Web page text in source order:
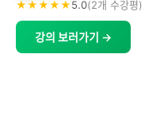
★★★★★5.0(2개 수강평)
강의 보러가기 →